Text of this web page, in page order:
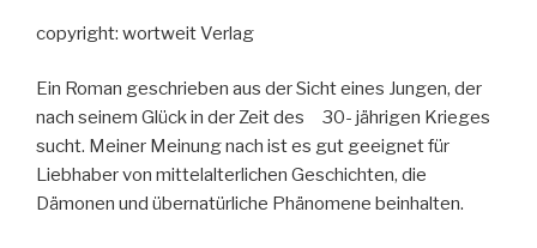
und
copyright: wortweit Verlag
Ein Roman geschrieben aus der Sicht eines Jungen, der
nach seinem Glück in der Zeit des 30- jährigen Krieges
sucht. Meiner Meinung nach ist es gut geeignet für
Liebhaber von mittelalterlichen Geschichten, die
Dämonen und übernatürliche Phänomene beinhalten.